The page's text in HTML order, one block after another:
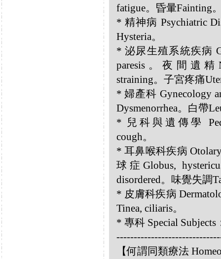
fatigue。昏暈Fainting
* 精神病 Psychiatric
Hysteria。
* 泌尿生殖系統疾病
paresis。夜間遺精
straining。子宮疼痛
* 婦產科 Gynecology
Dysmenorrhea。白帶
* 兒科與遺傳學
cough。
* 耳鼻喉科疾病
球症Globus,
disordered。味覺失調
* 皮膚科疾病
Tinea, ciliaris。
* 專科 Special
【何謂同類療法